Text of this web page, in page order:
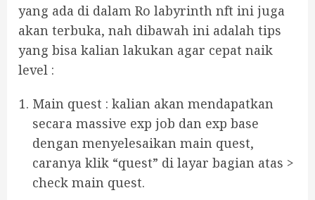
yang ada di dalam Ro labyrinth nft ini juga
akan terbuka, nah dibawah ini adalah tips
yang bisa kalian lakukan agar cepat naik
level :
Main quest : kalian akan mendapatkan
secara massive exp job dan exp base
dengan menyelesaikan main quest,
caranya klik “quest” di layar bagian atas >
check main quest.